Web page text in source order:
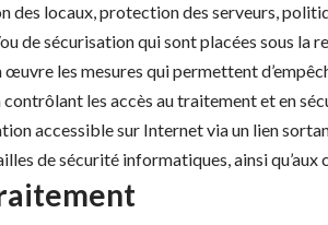
locaux, protection des serveurs,
de sécurisation qui sont placées sous
les mesures qui permettent
les accès au traitement et en
accessible sur Internet via un lien
de sécurité informatiques, ainsi qu’aux